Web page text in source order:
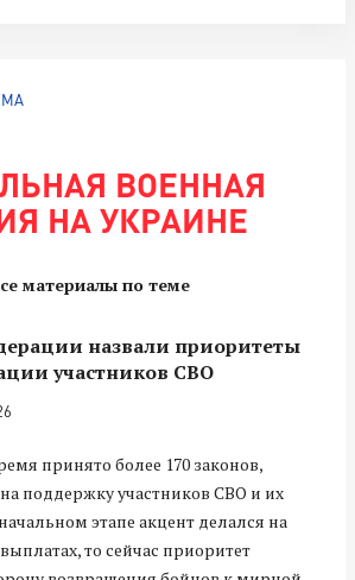
ВОЕННАЯ
НА УКРАИНЕ
материалы по теме
назвали приоритеты
участников СВО
принято более 170 законов,
поддержку участников СВО и их
этапе акцент делался на
то сейчас приоритет